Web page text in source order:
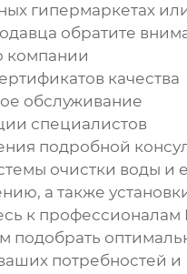
гипермаркетах
обратите
компании
качества
обслуживание
специалистов
подробной
очистки воды и
а также
к профессионалам
подобрать
потребностей и